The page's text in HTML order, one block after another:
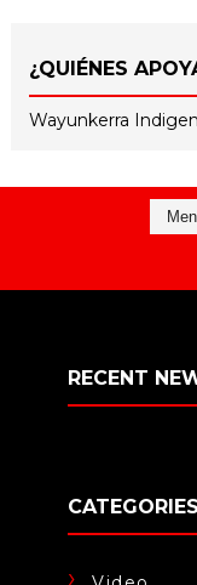
¿QUIÉNES
Wayunkerra
RECENT
CATEGORIES